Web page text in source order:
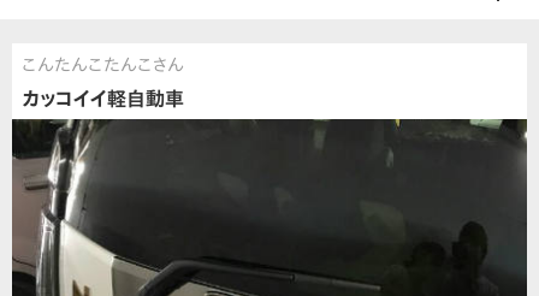
こんたんこたんこさん
カッコイイ軽自動車